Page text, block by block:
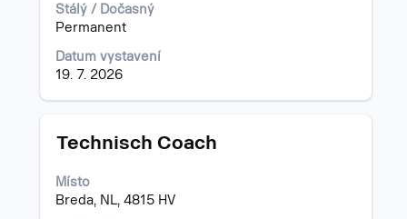
Stálý / Dočasný
Permanent
Datum vystavení
19. 7. 2026
o
profesi.
Titul
Technisch Coach
Místo
Breda, NL, 4815 HV
Vyberte
zobrazení
veškerých
informací